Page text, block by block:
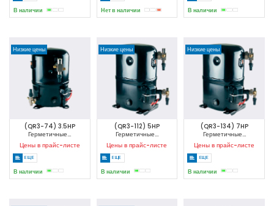
В наличии Нет в наличии В наличии
Низкие цены
(QR3-74) 3.5HP
Герметичные...
Цены в прайс-листе
ЕЩЕ
В наличии
Низкие цены
(QR3-112) 5HP
Герметичные...
Цены в прайс-листе
ЕЩЕ
В наличии
Низкие цены
(QR3-134) 7HP
Герметичные...
Цены в прайс-листе
ЕЩЕ
В наличии